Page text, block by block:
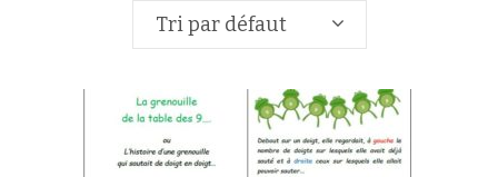
résultats
Tri par défaut